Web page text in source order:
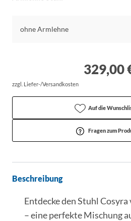
ohne Armlehne
329,00
zzgl. Liefer-/Versandkosten
Auf die
Fragen zum
Beschreibung
Entdecke den Stuhl
– eine perfekte Mischung